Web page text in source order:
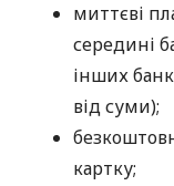
миттєві
середині
інших
від суми);
картку;